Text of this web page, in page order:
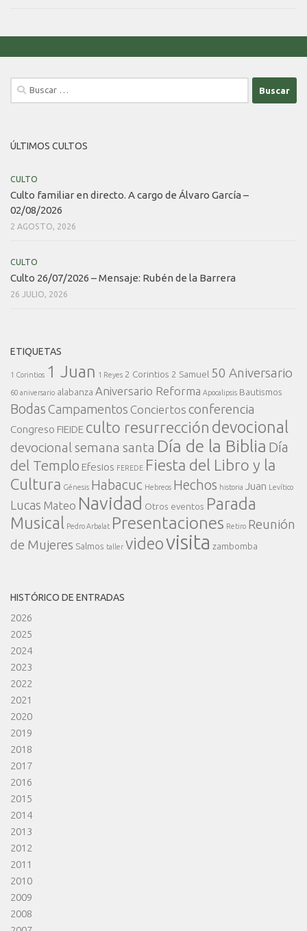
Buscar:
ÚLTIMOS CULTOS
CULTO
Culto familiar en directo. A cargo de Álvaro García –
02/08/2026
2 AGOSTO, 2026
CULTO
Culto 26/07/2026 – Mensaje: Rubén de la Barrera
26 JULIO, 2026
ETIQUETAS
1 Corintios 1 Juan 1 Reyes 2 Corintios 2 Samuel 50 Aniversario
60 aniversario alabanza Aniversario Reforma Apocalipsis Bautismos
Bodas Campamentos Conciertos conferencia
Congreso FIEIDE culto resurrección devocional
devocional semana santa Día de la Biblia Día
del Templo Efesios FEREDE Fiesta del Libro y la
Cultura Génesis Habacuc Hebreos Hechos historia Juan Levítico
Lucas Mateo Navidad Otros eventos Parada
Musical
Pedro Arbalat Presentaciones Retiro Reunión
de Mujeres Salmos taller videovisita zambomba
HISTÓRICO DE ENTRADAS
2026
2025
2024
2023
2022
2021
2020
2019
2018
2017
2016
2015
2014
2013
2012
2011
2010
2009
2008